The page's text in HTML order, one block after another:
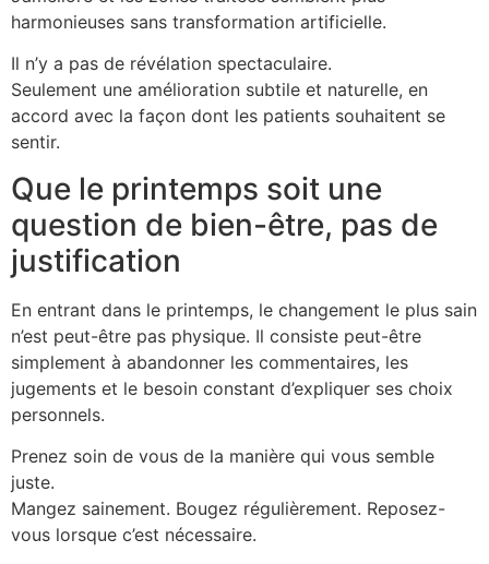
harmonieuses sans transformation artificielle.
Il n’y a pas de révélation spectaculaire.
Seulement une amélioration subtile et naturelle, en
accord avec la façon dont les patients souhaitent se
sentir.
Que le printemps soit une
question de bien-être, pas de
justification
En entrant dans le printemps, le changement le plus sain
n’est peut-être pas physique. Il consiste peut-être
simplement à abandonner les commentaires, les
jugements et le besoin constant d’expliquer ses choix
personnels.
Prenez soin de vous de la manière qui vous semble
juste.
Mangez sainement. Bougez régulièrement. Reposez-
vous lorsque c’est nécessaire.